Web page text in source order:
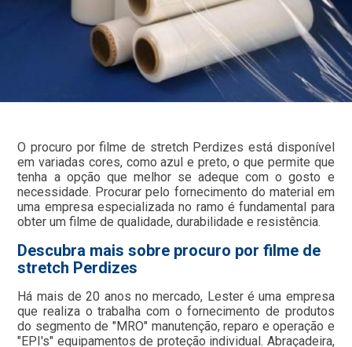
O procuro por filme de stretch Perdizes está disponível
em variadas cores, como azul e preto, o que permite que
tenha a opção que melhor se adeque com o gosto e
necessidade. Procurar pelo fornecimento do material em
uma empresa especializada no ramo é fundamental para
obter um filme de qualidade, durabilidade e resistência.
Descubra mais sobre procuro por filme de
stretch Perdizes
Há mais de 20 anos no mercado, Lester é uma empresa
que realiza o trabalha com o fornecimento de produtos
do segmento de "MRO" manutenção, reparo e operação e
"EPI's" equipamentos de proteção individual. Abraçadeira,